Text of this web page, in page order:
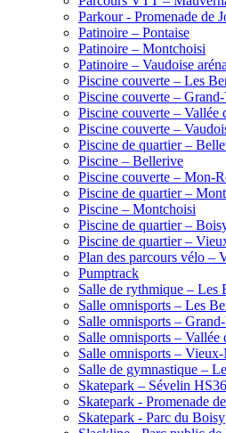
Parkour - Promenade de
Patinoire – Pontaise
Patinoire – Montchoisi
Patinoire – Vaudoise aréna
Piscine couverte – Les
Piscine couverte – Grand-
Piscine couverte – Vallée
Piscine couverte –
Piscine de quartier –
Piscine – Bellerive
Piscine couverte – Mon-
Piscine de quartier –
Piscine – Montchoisi
Piscine de quartier –
Piscine de quartier –
Plan des parcours vélo –
Pumptrack
Salle de rythmique – Les
Salle omnisports – Les
Salle omnisports –
Salle omnisports – Vallée
Salle omnisports –
Salle de gymnastique –
Skatepark – Sévelin HS36
Skatepark - Promenade
Skatepark - Parc du Boisy